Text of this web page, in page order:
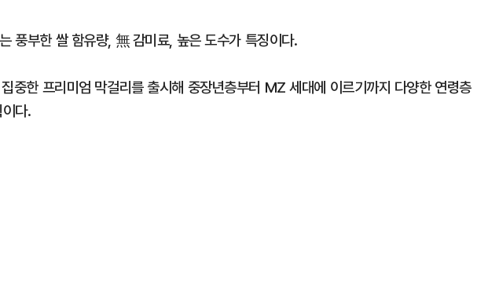
풍부한 쌀 함유량, 無 감미료, 높은 도수가 특징이다.
중한 프리미엄 막걸리를 출시해 중장년층부터 MZ 세대에 이르기까지 다양한 연령층
다.